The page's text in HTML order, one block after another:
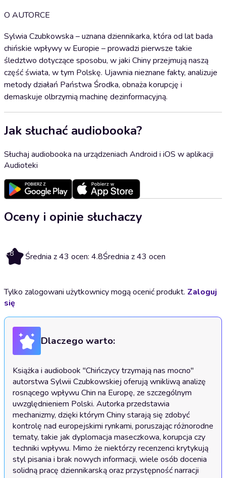
O AUTORCE
Sylwia Czubkowska – uznana dziennikarka, która od lat bada
chińskie wpływy w Europie – prowadzi pierwsze takie
śledztwo dotyczące sposobu, w jaki Chiny przejmują naszą
część świata, w tym Polskę. Ujawnia nieznane fakty, analizuje
metody działań Państwa Środka, obnaża korupcję i
demaskuje olbrzymią machinę dezinformacyjną.
Jak słuchać audiobooka?
Słuchaj audiobooka na urządzeniach Android i iOS w aplikacji
Audioteki
Oceny i opinie słuchaczy
4.8 Średnia z 43 ocen: 4.8Średnia z 43 ocen
Tylko zalogowani użytkownicy mogą ocenić produkt. Zaloguj
się
Dlaczego warto:
Książka i audiobook "Chińczycy trzymają nas mocno"
autorstwa Sylwii Czubkowskiej oferują wnikliwą analizę
rosnącego wpływu Chin na Europę, ze szczególnym
uwzględnieniem Polski. Autorka przedstawia
mechanizmy, dzięki którym Chiny starają się zdobyć
kontrolę nad europejskimi rynkami, poruszając różnorodne
tematy, takie jak dyplomacja maseczkowa, korupcja czy
techniki wpływu. Mimo że niektórzy recenzenci krytykują
styl pisania i brak nowych informacji, wiele osób docenia
solidną pracę dziennikarską oraz przystępność narracji